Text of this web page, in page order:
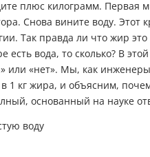
плюс килограмм. Первая
Снова вините воду. Этот
Так правда ли что жир
есть вода, то сколько? В
или «нет». Мы, как
1 кг жира, и объясним,
основанный на науке